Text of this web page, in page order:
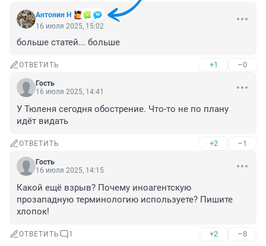
Антонин Н
16 июля 2025, 15:02
больше статей... больше
ОТВЕТИТЬ +1 –0
Гость
16 июля 2025, 14:41
У Тюленя сегодня обострение. Что-то не по плану
идёт видать
ОТВЕТИТЬ +2 –1
Гость
16 июля 2025, 14:15
Какой ещё взрыв? Почему иноагентскую
прозападную терминологию используете? Пишите
хлопок!
ОТВЕТИТЬ 1 +2 –8